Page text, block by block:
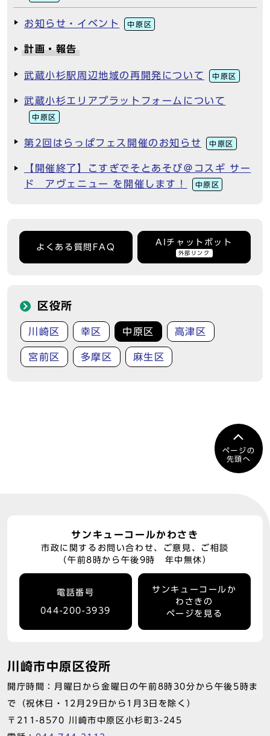
お知らせ・イベント 中原区
計画・報告
武蔵小杉駅周辺地域の再開発について 中原区
武蔵小杉エリアプラットフォームについて
中原区
第2回はらっぱフェス開催のお知らせ 中原区
【開催終了】こすぎでそとあそび＠コスギ サー
ド アヴェニュー を開催します！
中原区
よくある質問FAQ
AIチャットボット
外部リンク
区役所
川崎区 幸区 中原区 高津区
宮前区 多摩区 麻生区
ページの
先頭へ
サンキューコールかわさき
市政に関するお問い合わせ、ご意見、ご相談
（午前8時から午後9時 年中無休）
電話番号
044-200-3939
サンキューコールか
わさきの
ページを見る
川崎市中原区役所
開庁時間：月曜日から金曜日の午前8時30分から午後5時ま
で（祝休日・12月29日から1月3日を除く）
〒211-8570 川崎市中原区小杉町3-245